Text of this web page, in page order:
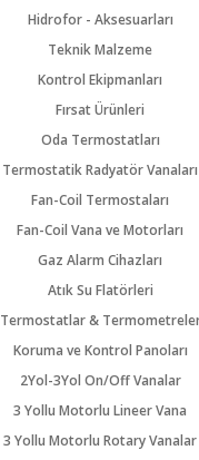
Hidrofor - Aksesuarları
Teknik Malzeme
Kontrol Ekipmanları
Fırsat Ürünleri
Oda Termostatları
Termostatik Radyatör Vanaları
Fan-Coil Termostaları
Fan-Coil Vana ve Motorları
Gaz Alarm Cihazları
Atık Su Flatörleri
Termostatlar &
Koruma ve Kontrol Panoları
2Yol-3Yol On/Off Vanalar
3 Yollu Motorlu Lineer Vana
3 Yollu Motorlu Rotary Vanalar